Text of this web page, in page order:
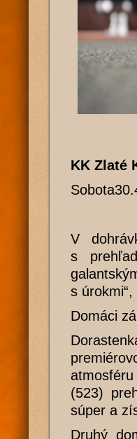
KK Zlaté
V
s
s
Domáci
(523)
súper a
Druhý